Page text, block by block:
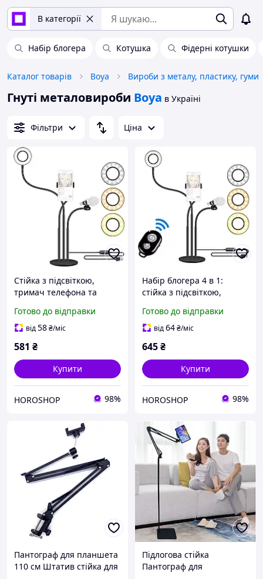
В категорії
Набір блогера Котушка Фідерні котушки
Каталог товарів Boya Вироби з металу, пластику, гуми
Гнуті металовироби Boya в Україні
Фільтри Ціна
Стійка з підсвіткою,
тримач телефона та
Готово до відправки
від58₴/міс
581 ₴
Купити
HOROSHOP 98%
Набір блогера 4 в 1:
стійка з підсвіткою,
мікрофона, bluetooth
кнопка
Готово до відправки
від64₴/міс
645₴
Купити
HOROSHOP 98%
Пантограф для планшета
110 см Штатив стійка для
Підлогова стійка
Пантограф для